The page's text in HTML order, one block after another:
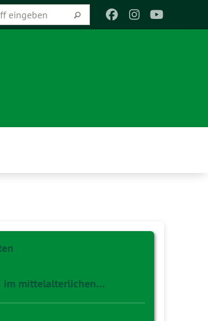
im mittelalterlichen…